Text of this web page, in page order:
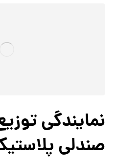
نمایندگی
صندلی